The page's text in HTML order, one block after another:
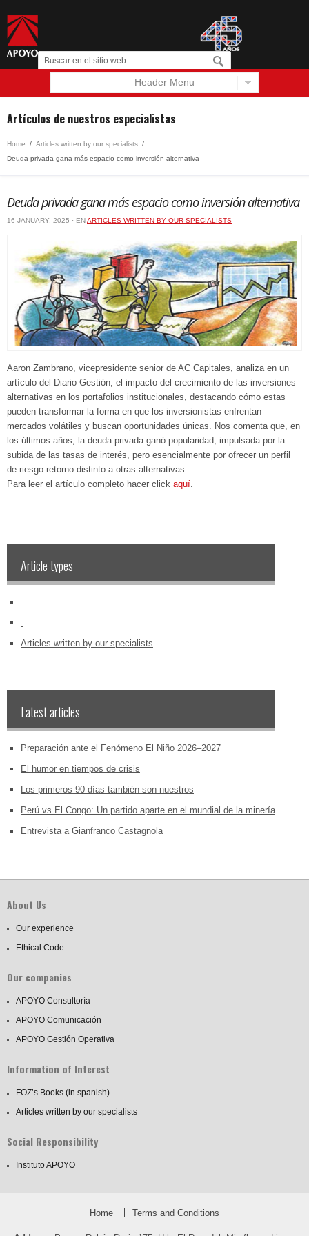
Header Menu
Artículos de nuestros especialistas
Home / Articles written by our specialists /
Deuda privada gana más espacio como inversión alternativa
Deuda privada gana más espacio como inversión alternativa
16 JANUARY, 2025 · ENARTICLES WRITTEN BY OUR SPECIALISTS
Aaron Zambrano, vicepresidente senior de AC Capitales, analiza en un
artículo del Diario Gestión, el impacto del crecimiento de las inversiones
alternativas en los portafolios institucionales, destacando cómo estas
pueden transformar la forma en que los inversionistas enfrentan
mercados volátiles y buscan oportunidades únicas. Nos comenta que, en
los últimos años, la deuda privada ganó popularidad, impulsada por la
subida de las tasas de interés, pero esencialmente por ofrecer un perfil
de riesgo-retorno distinto a otras alternativas.
Para leer el artículo completo hacer click aquí
Article types
Articles written by our specialists
Latest articles
Preparación ante el Fenómeno El Niño 2026–2027
El humor en tiempos de crisis
Los primeros 90 días también son nuestros
Perú vs El Congo: Un partido aparte en el mundial de la minería
Entrevista a Gianfranco Castagnola
About Us
Our experience
Ethical Code
Our companies
APOYO Consultoría
APOYO Comunicación
APOYO Gestión Operativa
Information of Interest
FOZ’s Books (in spanish)
Articles written by our specialists
Social Responsibility
Instituto APOYO
Home Terms and Conditions